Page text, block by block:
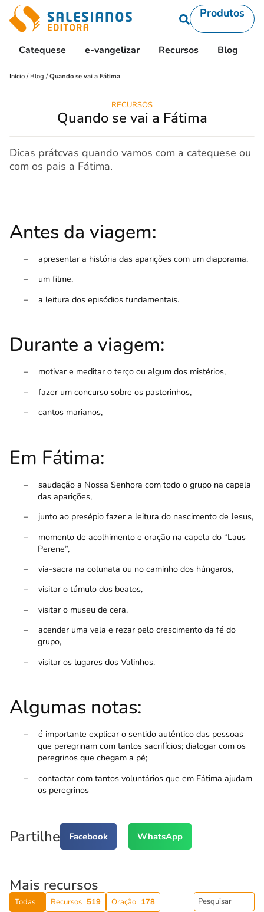
Produtos
Catequese e-vangelizar Recursos Blog
Início / Blog /Quando se vai a Fátima
RECURSOS
Quando se vai a Fátima
Dicas prátcvas quando vamos com a catequese ou
com os pais a Fátima.
Antes da viagem:
–
apresentar a história das aparições com um diaporama,
–
um filme,
–
a leitura dos episódios fundamentais.
Durante a viagem:
–
motivar e meditar o terço ou algum dos mistérios,
–
fazer um concurso sobre os pastorinhos,
–
cantos marianos,
Em Fátima:
–
saudação a Nossa Senhora com todo o grupo na capela
das aparições,
–
junto ao presépio fazer a leitura do nascimento de Jesus,
–
momento de acolhimento e oração na capela do “Laus
Perene”,
–
via-sacra na colunata ou no caminho dos húngaros,
–
visitar o túmulo dos beatos,
–
visitar o museu de cera,
–
acender uma vela e rezar pelo crescimento da fé do
grupo,
–
visitar os lugares dos Valinhos.
Algumas notas:
–
é importante explicar o sentido autêntico das pessoas
que peregrinam com tantos sacrifícios; dialogar com os
peregrinos que chegam a pé;
–
contactar com tantos voluntários que em Fátima ajudam
os peregrinos
Partilhe Facebook WhatsApp
Mais recursos
Todas Recursos 519 Oração 178